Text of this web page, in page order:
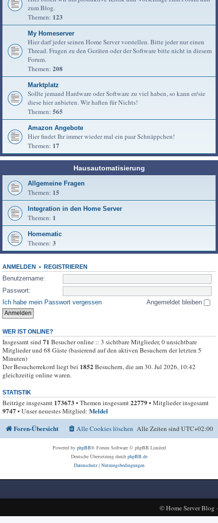
zum Blog.
Themen: 123
My Homeserver
Hier darf jeder seinen Home Server vorstellen. Bitte jeder nur einen
Thread. Fragen zu den Geräten oder der Software bitte nicht in diesem
Forum.
Themen: 208
Marktplatz
Sollte jemand Hardware oder Software zu viel haben, so kann er/sie
diese hier anbieten. Wir haften für Nichts!
Themen: 565
Amazon Angebote
Hier findet Ihr immer wieder mal ein paar Schnäppchen!
Themen: 17
Hausautomatisierung
Allgemeine Fragen
Themen: 15
Integration in den Home Server
Themen: 1
Homematic
Themen: 3
ANMELDEN • REGISTRIEREN
Benutzername:
Passwort:
Ich habe mein Passwort vergessen
Angemeldet bleiben
WER IST ONLINE?
Insgesamt sind71 Besucher online :: 3 sichtbare Mitglieder, 0 unsichtbare
Mitglieder und 68 Gäste (basierend auf den aktiven Besuchern der letzten 5
Minuten)
Der Besucherrekord liegt bei 1852Besuchern, die am 30. Jul 2026, 10:42
gleichzeitig online waren.
STATISTIK
Beiträge insgesamt 173673 • Themen insgesamt22779• Mitglieder insgesamt
9747• Unser neuestes Mitglied: Meldel
Foren-Übersicht
Alle Zeiten sindUTC+02:00
Alle Cookies löschen
Powered by phpBB® Forum Software © phpBB Limited
Deutsche Übersetzung durch phpBB.de
Datenschutz| Nutzungsbedingungen
©Home Server Blog